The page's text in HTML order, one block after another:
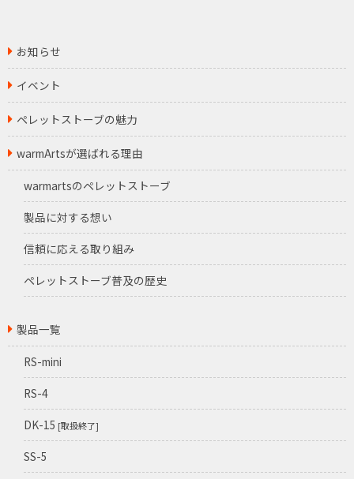
お知らせ
イベント
ペレットストーブの魅力
warmArtsが選ばれる理由
warmartsのペレットストーブ
製品に対する想い
信頼に応える取り組み
ペレットストーブ普及の歴史
製品一覧
RS-mini
RS-4
DK-15 [取扱終了]
SS-5